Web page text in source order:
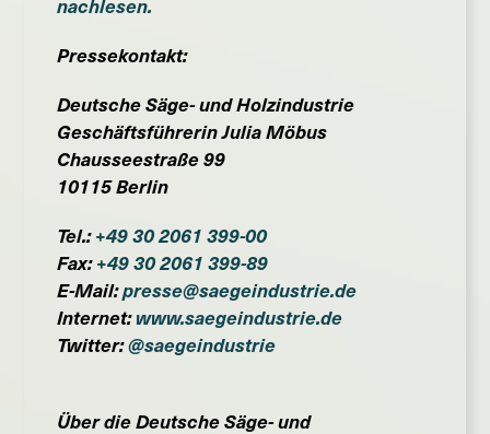
nachlesen.
Pressekontakt:
Deutsche Säge- und Holzindustrie
Geschäftsführerin Julia Möbus
Chausseestraße 99
10115 Berlin
Tel.:+49 30 2061 399-00
Fax:+49 30 2061 399-89
E-Mail:presse@saegeindustrie.de
Internet:www.saegeindustrie.de
Twitter:@saegeindustrie
Über die Deutsche Säge- und